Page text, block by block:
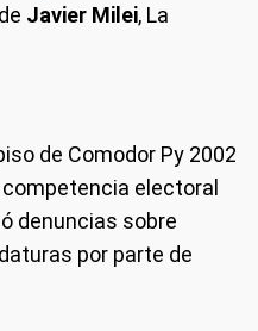
Javier Milei, La
de Comodor Py 2002
electoral
denuncias sobre
por parte de